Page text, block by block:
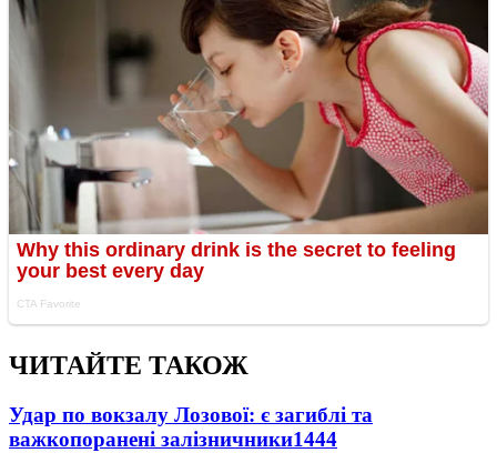
ЧИТАЙТЕ ТАКОЖ
Удар по вокзалу Лозової: є загиблі та
важкопоранені залізничники1444